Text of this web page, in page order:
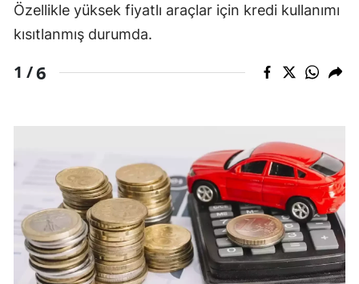
Özellikle yüksek fiyatlı araçlar için kredi kullanımı
kısıtlanmış durumda.
1 /6